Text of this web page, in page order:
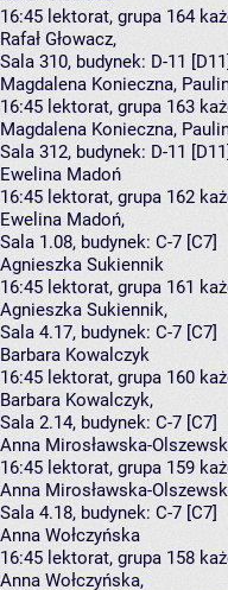
16:45 lektorat, grupa 164
Rafał Głowacz,
Sala 310, budynek: D-11 [D11]
Magdalena Konieczna,
16:45 lektorat, grupa 163
Magdalena Konieczna,
Sala 312, budynek: D-11 [D11]
Ewelina Madoń
16:45 lektorat, grupa 162
Ewelina Madoń,
Sala 1.08, budynek: C-7 [C7]
Agnieszka Sukiennik
16:45 lektorat, grupa 161
Agnieszka Sukiennik,
Sala 4.17, budynek: C-7 [C7]
Barbara Kowalczyk
16:45 lektorat, grupa 160
Barbara Kowalczyk,
Sala 2.14, budynek: C-7 [C7]
Anna Mirosławska-
16:45 lektorat, grupa 159
Anna Mirosławska-
Sala 4.18, budynek: C-7 [C7]
Anna Wołczyńska
16:45 lektorat, grupa 158
Anna Wołczyńska,